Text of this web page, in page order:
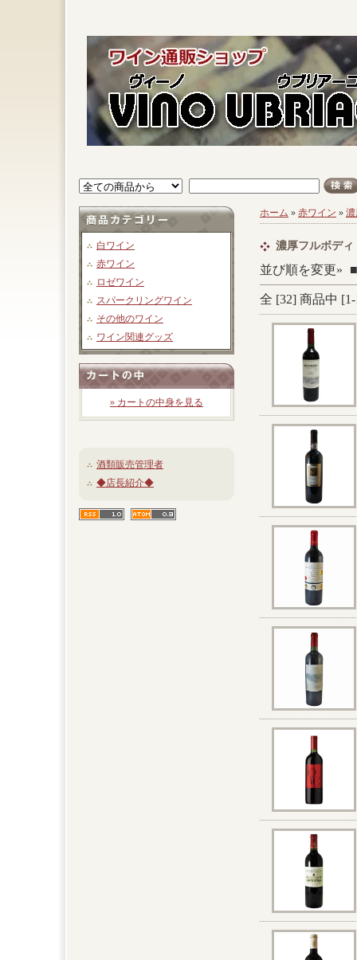
白ワイン
赤ワイン
ロゼワイン
スパークリングワイン
その他のワイン
ワイン関連グッズ
» カートの中身を見る
酒類販売管理者
◆店長紹介◆
ホーム » 赤ワイン »
濃厚フルボデ
並び順を変更» ■
全 [32] 商品中 [1-